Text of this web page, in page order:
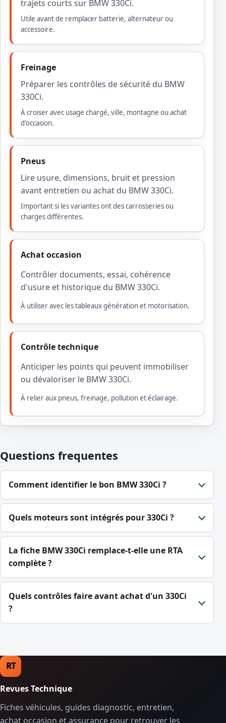
trajets courts sur BMW 330Ci.
Utile avant de remplacer batterie, alternateur ou
accessoire.
Freinage
Préparer les contrôles de sécurité du BMW
330Ci.
À croiser avec usage chargé, ville, montagne ou achat
d'occasion.
Pneus
Lire usure, dimensions, bruit et pression
avant entretien ou achat du BMW 330Ci.
Important si les variantes ont des carrosseries ou
charges différentes.
Achat occasion
Contrôler documents, essai, cohérence
d'usure et historique du BMW 330Ci.
À utiliser avec les tableaux génération et motorisation.
Contrôle technique
Anticiper les points qui peuvent immobiliser
ou dévaloriser le BMW 330Ci.
À relier aux pneus, freinage, pollution et éclairage.
Questions frequentes
Comment identifier le bon BMW 330Ci ?
Quels moteurs sont intégrés pour 330Ci ?
La fiche BMW 330Ci remplace-t-elle une RTA
complète ?
Quels contrôles faire avant achat d'un 330Ci
?
RT
Revues Technique
Fiches véhicules, guides diagnostic, entretien,
achat occasion et assurance pour retrouver les